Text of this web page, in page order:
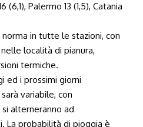
(6,1), Palermo 13 (1,5), Catania
in tutte le stazioni, con
località di pianura,
termiche.
ed i prossimi giorni
variabile, con
alterneranno ad
La probabilità di pioggia è